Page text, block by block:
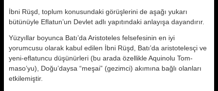
İbni Rüşd, toplum konusundaki görüş­lerini de aşağı yukarı
bütünüyle Eflatun’un Devlet adlı yapıtındaki anlayı­şa dayandırır.
Yüzyıllar boyunca Batı’da Aristoteles felsefesinin en iyi
yorumcusu olarak kabul edilen İbni Rüşd, Batı’da aristotelesçi ve
yeni-eflatuncu düşünürle­ri (bu arada özellikle Aquinolu Tom­
maso’yu), Doğu’daysa “meşai” (gezimci) akımına bağlı olanları
etkile­miştir.